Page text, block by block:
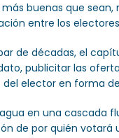
buenas que
entre los
de décadas, el
publicitar las
elector en forma
en una cascada
de por quién votará